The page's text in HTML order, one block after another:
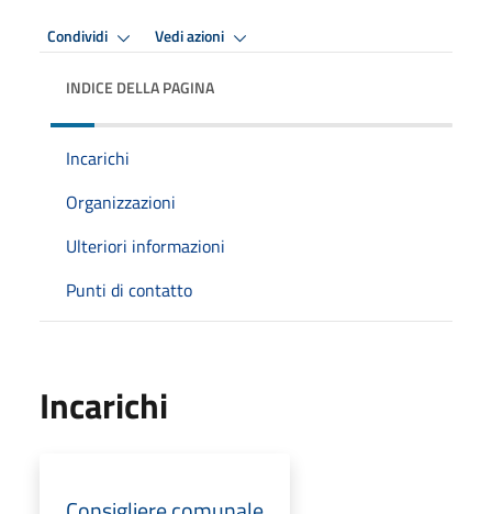
Condividi Vedi azioni
INDICE DELLA PAGINA
Incarichi
Organizzazioni
Ulteriori informazioni
Punti di contatto
Incarichi